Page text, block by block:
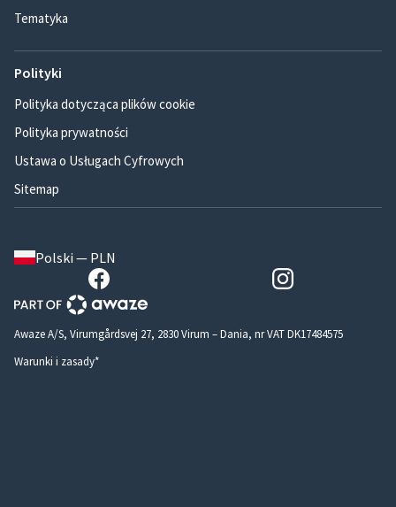
Tematyka
Polityki
Polityka dotycząca plików cookie
Polityka prywatności
Ustawa o Usługach Cyfrowych
Sitemap
Polski — PLN
Awaze A/S, Virumgårdsvej 27, 2830 Virum – Dania, nr VAT DK17484575
Warunki i zasady*